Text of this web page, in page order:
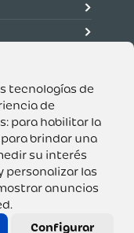
tecnologías de
de
para habilitar la
para brindar una
su interés
personalizar las
anuncios
.
Configurar
Nit 890.107.487 -
192 local 3-01
S.A. Derechos